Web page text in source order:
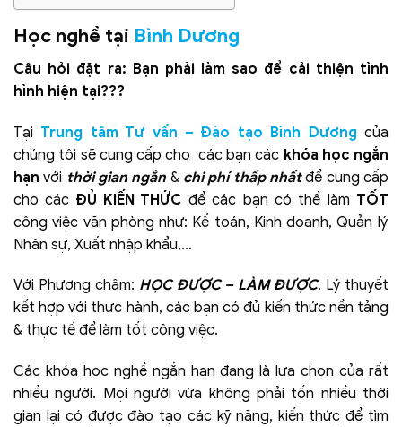
Học nghề tại Bình Dương
Câu hỏi đặt ra: Bạn phải làm sao để cải thiện tình
hình hiện tại???
Tại Trung tâm Tư vấn – Đào tạo Bình Dươngcủa
chúng tôi sẽ cung cấp cho các bạn các khóa học ngắn
hạn với thời gian ngắn & chi phí thấp nhấtđể cung cấp
cho các ĐỦ KIẾN THỨC để các bạn có thể làm TỐT
công việc văn phòng như: Kế toán, Kinh doanh, Quản lý
Nhân sự, Xuất nhập khẩu,…
Với Phương châm: HỌC ĐƯỢC – LÀM ĐƯỢC. Lý thuyết
kết hợp với thực hành, các bạn có đủ kiến thức nền tảng
& thực tế để làm tốt công việc.
Các khóa học nghề ngắn hạn đang là lựa chọn của rất
nhiều người. Mọi người vừa không phải tốn nhiều thời
gian lại có được đào tạo các kỹ năng, kiến thức để tìm